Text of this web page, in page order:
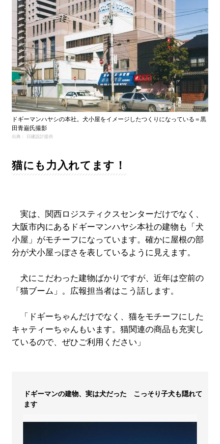
ドギーマンハヤシの本社。犬小屋をイメージしたつくりになっている＝黒
田青巌氏撮影
出典： 日建設計提供
猫にも力入れてます！
実は、関西ロジスティクスセンターだけでなく、
大阪市内にあるドギーマンハヤシ本社の建物も「犬
小屋」がモチーフになっています。確かに屋根の部
分が犬小屋っぽさを表しているように見えます。
犬にこだわった建物ばかりですが、近年は空前の
「猫ブーム」。広報担当者はこう話します。
「ドギーちゃんだけでなく、猫をモチーフにした
キャティーちゃんもいます。猫関連の商品も充実し
ているので、ぜひご利用ください」
ドギーマンの建物、実は犬だった こっそり子犬も隠れて
ます